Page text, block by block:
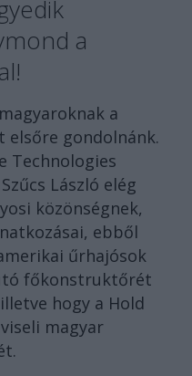
a
a
elsőre gondolnánk.
Technologies
László elég
közönségnek,
ebből
űrhajósok
főkonstruktőrét
hogy a Hold
magyar